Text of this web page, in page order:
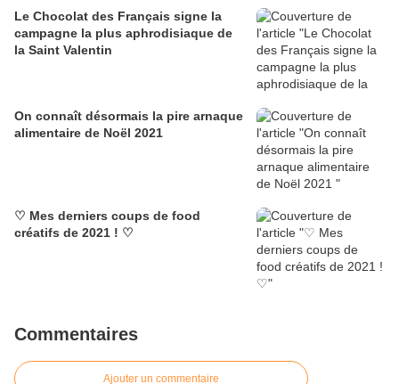
Le Chocolat des Français signe la
campagne la plus aphrodisiaque de
la Saint Valentin
On connaît désormais la pire arnaque
alimentaire de Noël 2021
♡ Mes derniers coups de food
créatifs de 2021 ! ♡
Commentaires
Ajouter un commentaire